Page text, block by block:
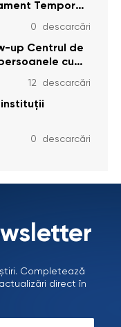
Temporar
(Adulte) din s.
mai 2026
0 descarcări
up Centrul de
cu
(11 iunie
12 descarcări
0 descarcări
Completează
direct în